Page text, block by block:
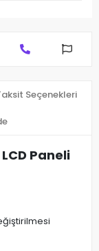
Seçenekleri
Paneli